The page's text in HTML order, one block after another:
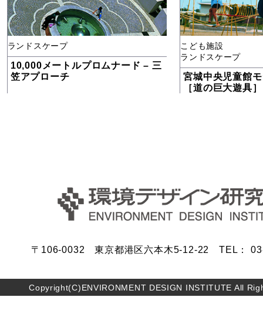
ランドスケープ
10,000メートルプロムナード – 三
笠アプローチ
こども施設
ランドスケープ
宮城中央児童館
［道の巨大遊具］
〒106-0032 東京都港区六本木5-12-22 TEL：
Copyright(C)ENVIRONMENT DESIGN INSTITUTE All